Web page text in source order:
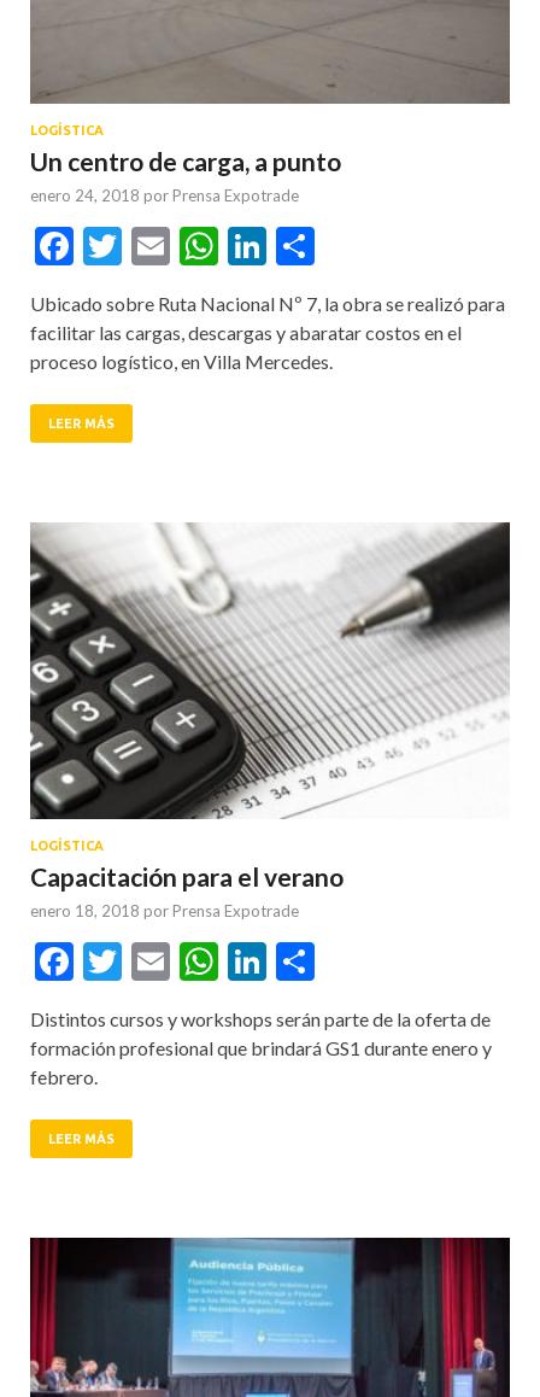
LOGÍSTICA
Un centro de carga, a punto
enero 24, 2018 por Prensa Expotrade
Facebook
Twitter
EmailWhatsApp
LinkedIn
Ubicado sobre Ruta Nacional Nº 7, la obra se realizó para
facilitar las cargas, descargas y abaratar costos en el
proceso logístico, en Villa Mercedes.
LEER MÁS
LOGÍSTICA
Capacitación para el verano
enero 18, 2018 por Prensa Expotrade
Facebook
Twitter
EmailWhatsApp
LinkedIn
Distintos cursos y workshops serán parte de la oferta de
formación profesional que brindará GS1 durante enero y
febrero.
LEER MÁS